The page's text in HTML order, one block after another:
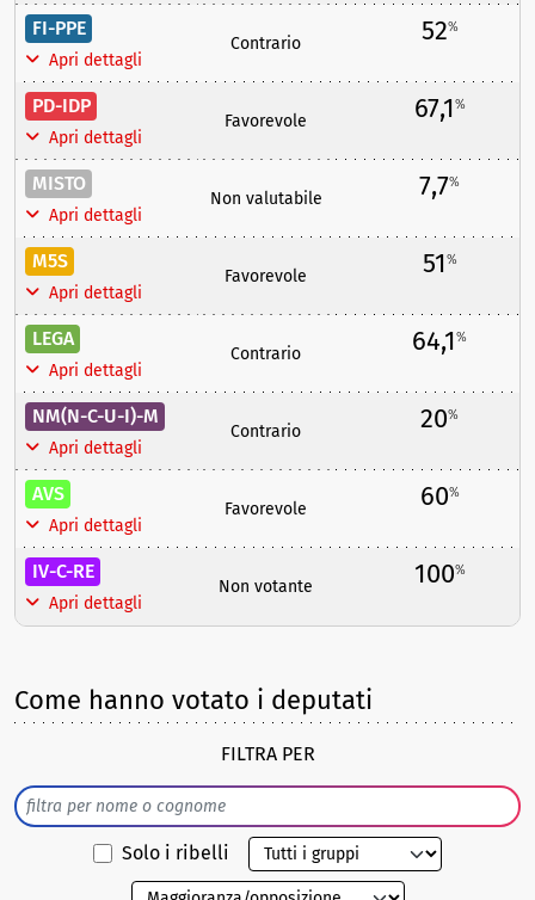
FI-PPE
Apri dettagli
Contrario 52%
PD-IDP
Apri dettagli
Favorevole 67,1%
MISTO
Apri dettagli
Non valutabile 7,7%
M5S
Apri dettagli
Favorevole 51%
LEGA
Apri dettagli
Contrario 64,1%
NM(N-C-U-I)-M
Apri dettagli
Contrario 20%
AVS
Apri dettagli
Favorevole 60%
IV-C-RE
Apri dettagli
Non votante 100%
Come hanno votato i deputati
FILTRA PER
Solo i ribelli